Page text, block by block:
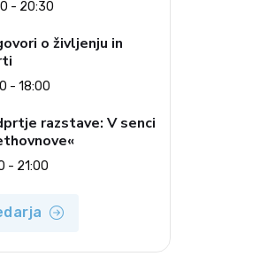
- 20:30
o življenju in
- 18:00
razstave: V senci
- 21:00